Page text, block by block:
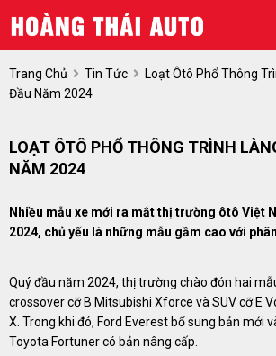
Trang Chủ Tin Tức
Loạt Ôtô Phổ Thông
Đầu Năm 2024
LOẠT ÔTÔ PHỔ THÔNG TRÌNH
NĂM 2024
Nhiều mẫu xe mới ra mắt thị trường ôtô Việt
2024, chủ yếu là những mẫu gầm cao với
Quý đầu năm 2024, thị trường chào đón hai
crossover cỡ B Mitsubishi Xforce và SUV cỡ E
X. Trong khi đó, Ford Everest bổ sung bản mới
Toyota Fortuner có bản nâng cấp.